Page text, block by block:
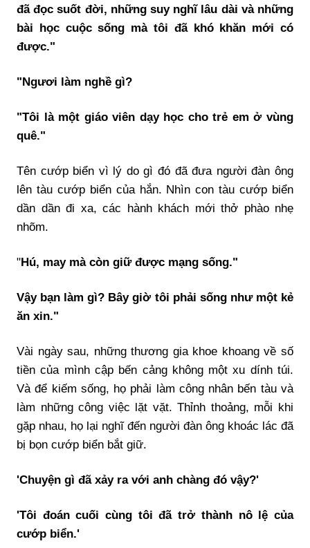
đã đọc suốt đời, những suy nghĩ lâu dài và những
bài học cuộc sống mà tôi đã khó khăn mới có
được."
"Ngươi làm nghề gì?
"Tôi là một giáo viên dạy học cho trẻ em ở vùng
quê."
Tên cướp biển vì lý do gì đó đã đưa người đàn ông
lên tàu cướp biển của hắn. Nhìn con tàu cướp biển
dần dần đi xa, các hành khách mới thở phào nhẹ
nhõm.
"Hú, may mà còn giữ được mạng sống."
Vậy bạn làm gì? Bây giờ tôi phải sống như một kẻ
ăn xin."
Vài ngày sau, những thương gia khoe khoang về số
tiền của mình cập bến cảng không một xu dính túi.
Và để kiếm sống, họ phải làm công nhân bến tàu và
làm những công việc lặt vặt. Thỉnh thoảng, mỗi khi
gặp nhau, họ lại nghĩ đến người đàn ông khoác lác đã
bị bọn cướp biển bắt giữ.
'Chuyện gì đã xảy ra với anh chàng đó vậy?'
'Tôi đoán cuối cùng tôi đã trở thành nô lệ của
cướp biển.'